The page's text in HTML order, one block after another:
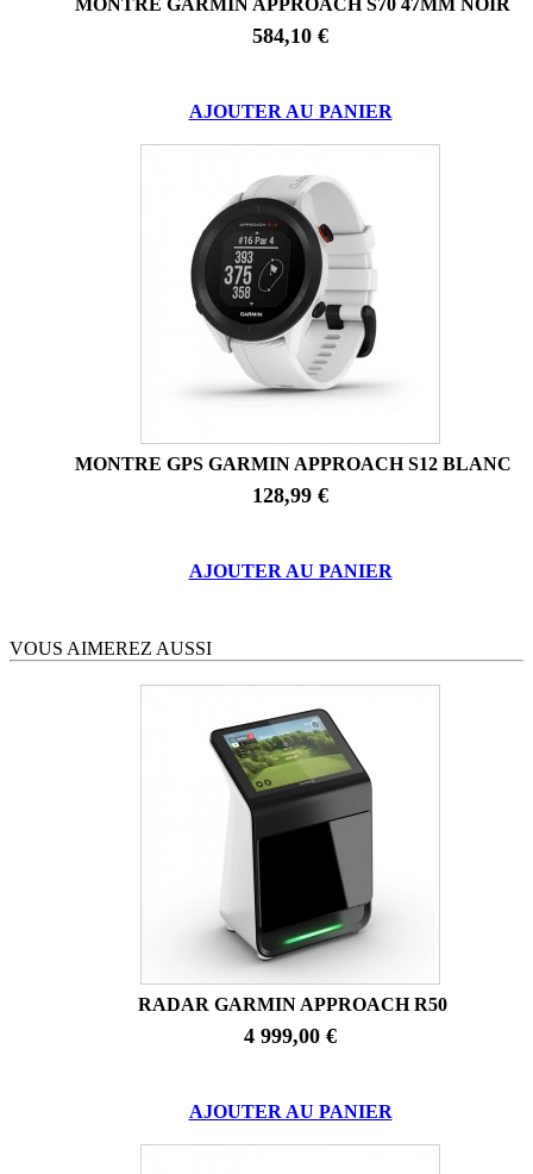
MONTRE GARMIN APPROACH S70 47MM NOIR
584,10 €
AJOUTER AU PANIER
MONTRE GPS GARMIN APPROACH S12 BLANC
128,99 €
AJOUTER AU PANIER
VOUS AIMEREZ AUSSI
RADAR GARMIN APPROACH R50
4 999,00 €
AJOUTER AU PANIER